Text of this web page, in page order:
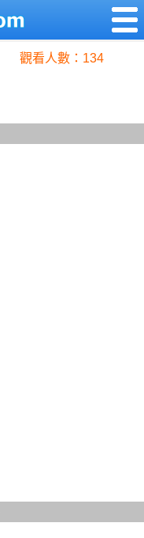
觀看人數：134